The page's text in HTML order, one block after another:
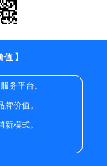
】
务平台。
价值。
模式。